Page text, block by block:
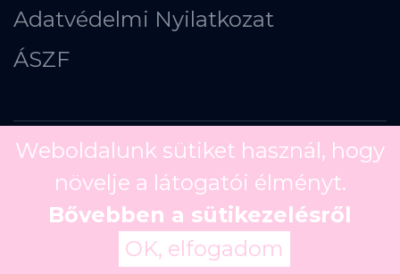
Adatvédelmi Nyilatkozat
ÁSZF
Copyright © 2026
Weboldalunk sütiket használ, hogy
növelje a látogatói élményt.
Bővebben a sütikezelésről
OK, elfogadom